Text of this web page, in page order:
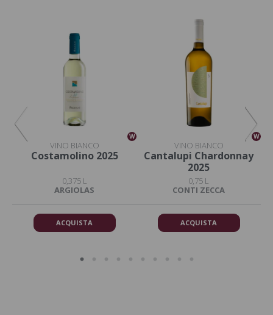
W
VINO BIANCO
Costamolino 2025
0,375 L
ARGIOLAS
ACQUISTA
W
VINO BIANCO
Cantalupi Chardonnay
2025
0,75 L
CONTI ZECCA
ACQUISTA